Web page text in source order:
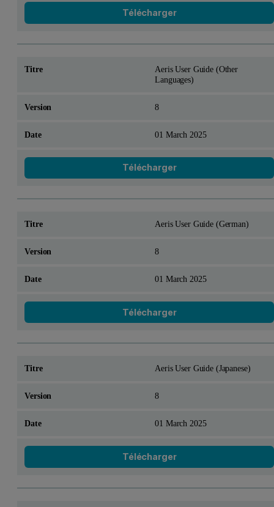
Télécharger
Aeris User Guide (Other
Languages)
8
01 March 2025
Télécharger
Aeris User Guide (German)
8
01 March 2025
Télécharger
Aeris User Guide (Japanese)
8
01 March 2025
Télécharger